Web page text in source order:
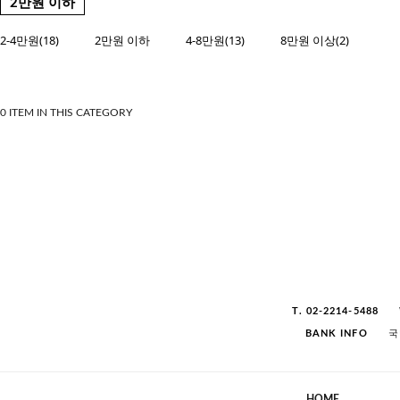
2만원 이하
2-4만원(18) 2만원 이하 4-8만원(13) 8만원 이상(2)
0 ITEM IN THIS CATEGORY
T. 02-2214-5488
BANK INFO